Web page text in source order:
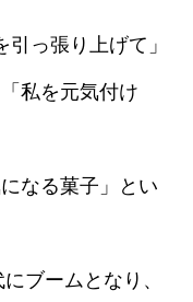
引っ張り上げて」
私を元気付け
なる菓子」とい
ブームとなり、